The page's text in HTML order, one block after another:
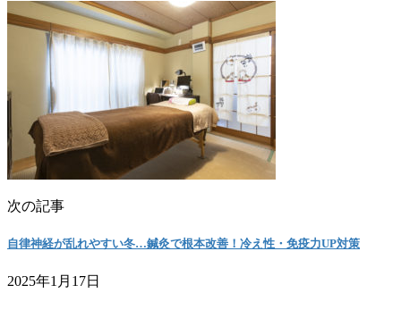
次の記事
自律神経が乱れやすい冬…鍼灸で根本改善！冷え性・免疫力UP対策
2025年1月17日